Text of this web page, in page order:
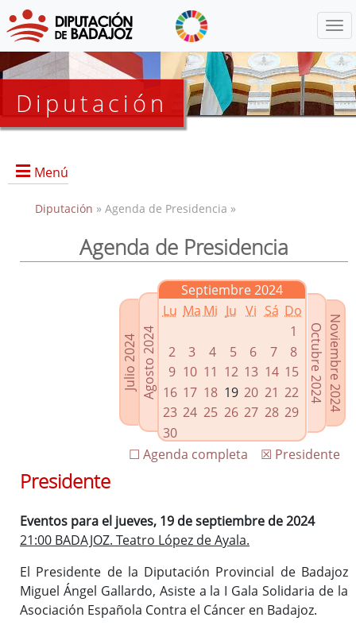
Diputación
Menú
Presidencia
Enlaces relacionados
Agenda de Presidencia
Plenos provinciales y Juntas de gobierno
Oficina de Proyectos Europeos
Diputación » Agenda de Presidencia »
Agenda de Presidencia
Julio 2024Agosto 2024
Septiembre 2024
Lu Ma Mi Ju Vi Sá Do
1
2
3 4 5 6 7
8
9 10 11 12 13 14 15
16 17 18 19 20 21 22
23 24 25 26 27 28 29
30
Noviembre 2024
Octubre 2024
☒ Presidente
☐ Agenda completa
Presidente
Eventos para el jueves, 19 de septiembre de 2024
21:00 BADAJOZ. Teatro López de Ayala.
El Presidente de la Diputación Provincial de Badajoz
Miguel Ángel Gallardo, Asiste a la I Gala Solidaria de la
Asociación Española Contra el Cáncer en Badajoz.